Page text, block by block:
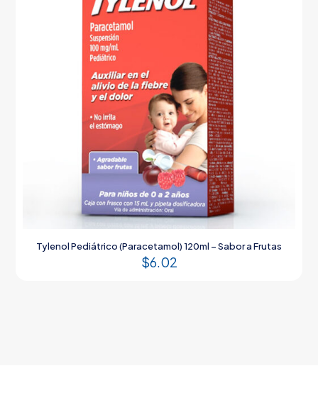
Tylenol Pediátrico (Paracetamol) 120ml – Sabor a Frutas
$6.02